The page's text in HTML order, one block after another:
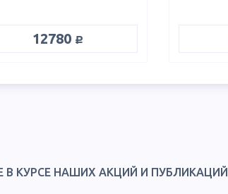
12780 руб.
В КУРСЕ НАШИХ АКЦИЙ И ПУБЛИКАЦИЙ